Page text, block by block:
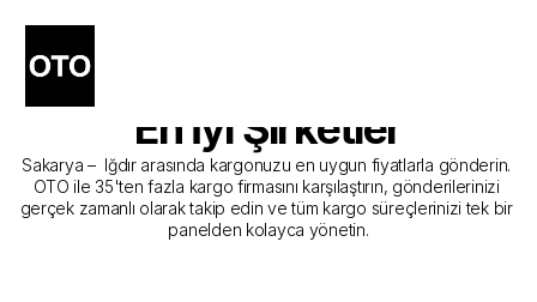
Sakarya - Iğdır Kargo
Gönderim Hizmeti Sunan
En İyi Şirketler
Sakarya –  Iğdır arasında kargonuzu en uygun fiyatlarla gönderin.
OTO ile 35'ten fazla kargo firmasını karşılaştırın, gönderilerinizi
gerçek zamanlı olarak takip edin ve tüm kargo süreçlerinizi tek bir
panelden kolayca yönetin.